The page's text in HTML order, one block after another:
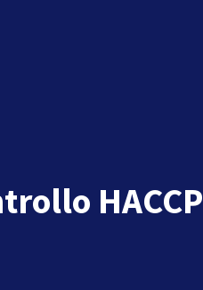
HACCP